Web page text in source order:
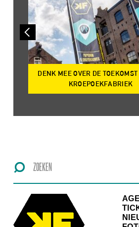
DENK MEE OVER DE
KROEPOEKFABRIEK